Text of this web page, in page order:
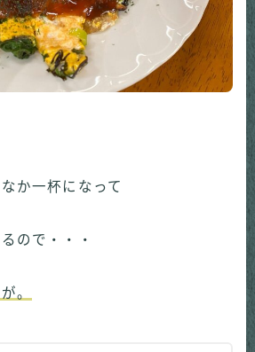
か一杯になって
ので・・・
。